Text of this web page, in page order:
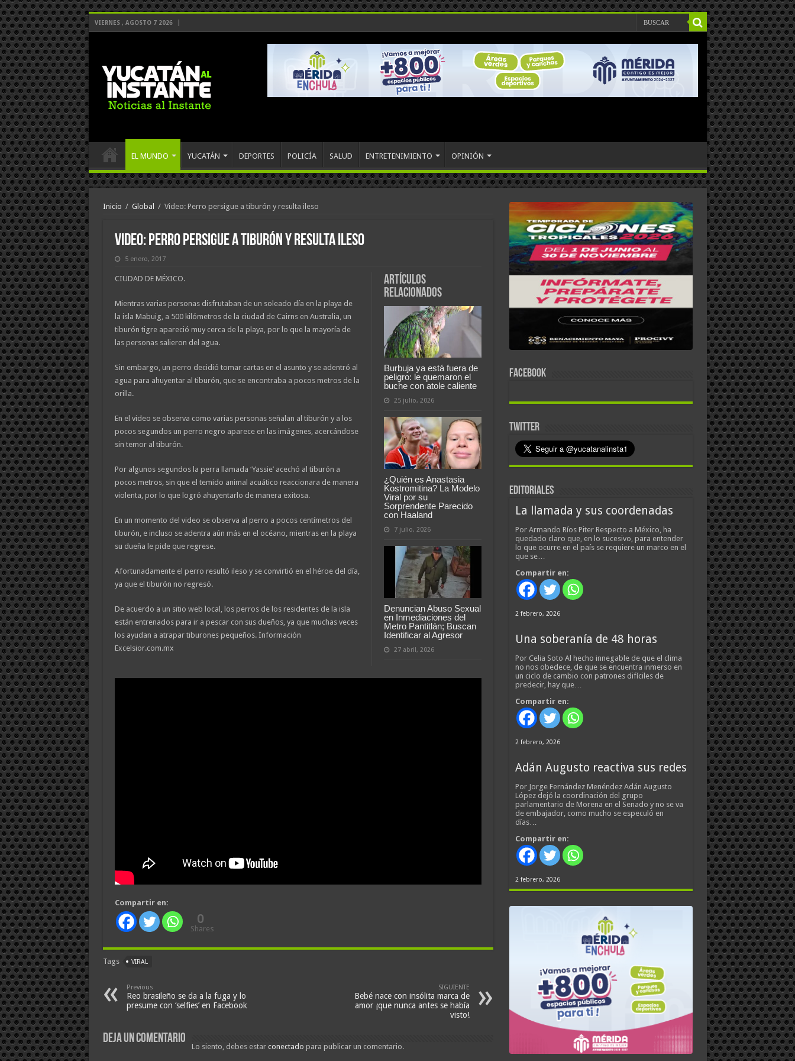
VIERNES , AGOSTO 7 2026
EL MUNDO YUCATÁN DEPORTES POLICÍA SALUD ENTRETENIMIENTO OPINIÓN
Inicio / Global / Video: Perro persigue a tiburón y resulta ileso
Video: Perro persigue a tiburón y resulta ileso
5 enero, 2017
Artículos
relacionados
Burbuja ya está fuera de
peligro: le quemaron el
buche con atole caliente
25 julio, 2026
¿Quién es Anastasia
Kostromitina? La Modelo
Viral por su
Sorprendente Parecido
con Haaland
7 julio, 2026
Denuncian Abuso Sexual
en Inmediaciones del
Metro Pantitlán; Buscan
Identificar al Agresor
27 abril, 2026
CIUDAD DE MÉXICO.
Mientras varias personas disfrutaban de un soleado día en la playa de
la isla Mabuig, a 500 kilómetros de la ciudad de Cairns en Australia, un
tiburón tigre apareció muy cerca de la playa, por lo que la mayoría de
las personas salieron del agua.
Sin embargo, un perro decidió tomar cartas en el asunto y se adentró al
agua para ahuyentar al tiburón, que se encontraba a pocos metros de la
orilla.
En el video se observa como varias personas señalan al tiburón y a los
pocos segundos un perro negro aparece en las imágenes, acercándose
sin temor al tiburón.
Por algunos segundos la perra llamada ‘Yassie’ acechó al tiburón a
pocos metros, sin que el temido animal acuático reaccionara de manera
violenta, por lo que logró ahuyentarlo de manera exitosa.
En un momento del video se observa al perro a pocos centímetros del
tiburón, e incluso se adentra aún más en el océano, mientras en la playa
su dueña le pide que regrese.
Afortunadamente el perro resultó ileso y se convirtió en el héroe del día,
ya que el tiburón no regresó.
De acuerdo a un sitio web local, los perros de los residentes de la isla
están entrenados para ir a pescar con sus dueños, ya que muchas veces
los ayudan a atrapar tiburones pequeños. Información
Excelsior.com.mx
Compartir en:
0
Shares
Tags VIRAL
Previous
Reo brasileño se da a la fuga y lo
presume con ‘selfies’ en Facebook
SIGUIENTE
Bebé nace con insólita marca de
amor ¡que nunca antes se había
visto!
Deja un comentario
Lo siento, debes estar conectado para publicar un comentario.
FACEBOOK
TWITTER
EDITORIALES
La llamada y sus coordenadas
Por Armando Ríos Piter Respecto a México, ha
quedado claro que, en lo sucesivo, para entender
lo que ocurre en el país se requiere un marco en el
que se…
Compartir en:
2 febrero, 2026
Una soberanía de 48 horas
Por Celia Soto Al hecho innegable de que el clima
no nos obedece, de que se encuentra inmerso en
un ciclo de cambio con patrones difíciles de
predecir, hay que…
Compartir en:
2 febrero, 2026
Adán Augusto reactiva sus redes
Por Jorge Fernández Menéndez Adán Augusto
López dejó la coordinación del grupo
parlamentario de Morena en el Senado y no se va
de embajador, como mucho se especuló en
días…
Compartir en:
2 febrero, 2026